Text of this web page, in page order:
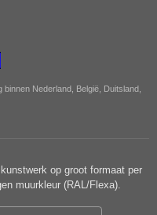
Nederland, België, Duitsland,
op groot formaat per
muurkleur (RAL/Flexa).